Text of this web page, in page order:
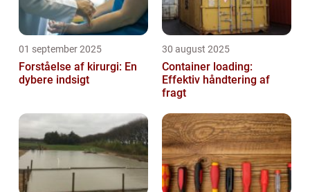
01 september 2025
Forståelse af kirurgi: En
dybere indsigt
30 august 2025
Container loading:
Effektiv håndtering af
fragt